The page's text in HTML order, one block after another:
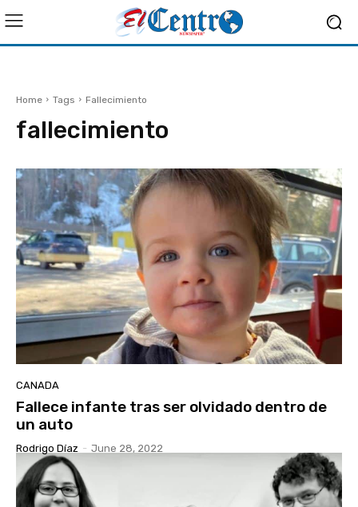
Home Tags Fallecimiento
fallecimiento
CANADA
Fallece infante tras ser olvidado dentro de
un auto
Rodrigo Díaz - June 28, 2022